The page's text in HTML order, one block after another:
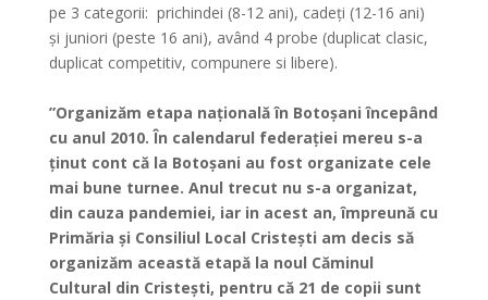
pe 3 categorii: prichindei (8-12 ani), cadeți (12-16 ani)
și juniori (peste 16 ani), având 4 probe (duplicat clasic,
duplicat competitiv, compunere si libere).
”Organizăm etapa națională în Botoșani începând
cu anul 2010. În calendarul federației mereu s-a
ținut cont că la Botoșani au fost organizate cele
mai bune turnee. Anul trecut nu s-a organizat,
din cauza pandemiei, iar in acest an, împreună cu
Primăria și Consiliul Local Cristești am decis să
organizăm această etapă la noul Căminul
Cultural din Cristești, pentru că 21 de copii sunt